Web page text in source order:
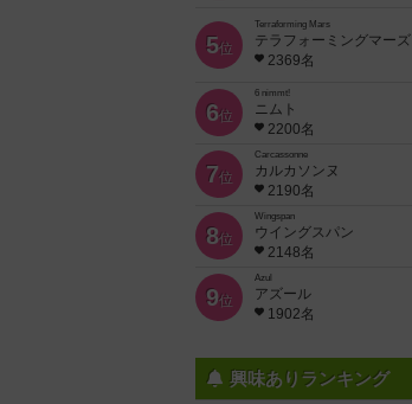
5位
Terraforming Mars
テラフォーミングマーズ
2369名
6位
6 nimmt!
ニムト
2200名
7位
Carcassonne
カルカソンヌ
2190名
8位
Wingspan
ウイングスパン
2148名
9位
Azul
アズール
1902名
興味ありランキング